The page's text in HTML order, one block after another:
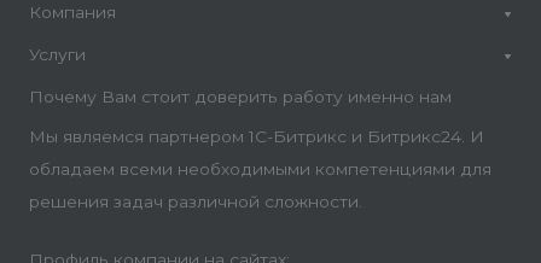
Компания
Услуги
Почему Вам стоит доверить работу именно нам
Мы являемся партнером 1С-Битрикс и Битрикс24. И
обладаем всеми необходимыми компетенциями для
решения задач различной сложности.
Профиль компании на сайтах: